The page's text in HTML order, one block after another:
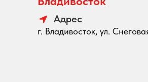
Адрес
г. Владивосток, ул.